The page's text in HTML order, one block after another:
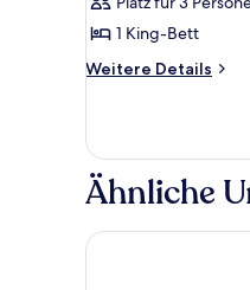
1 King-Bett
Weitere Details
Weitere
Ähnliche
City Palace Hotel